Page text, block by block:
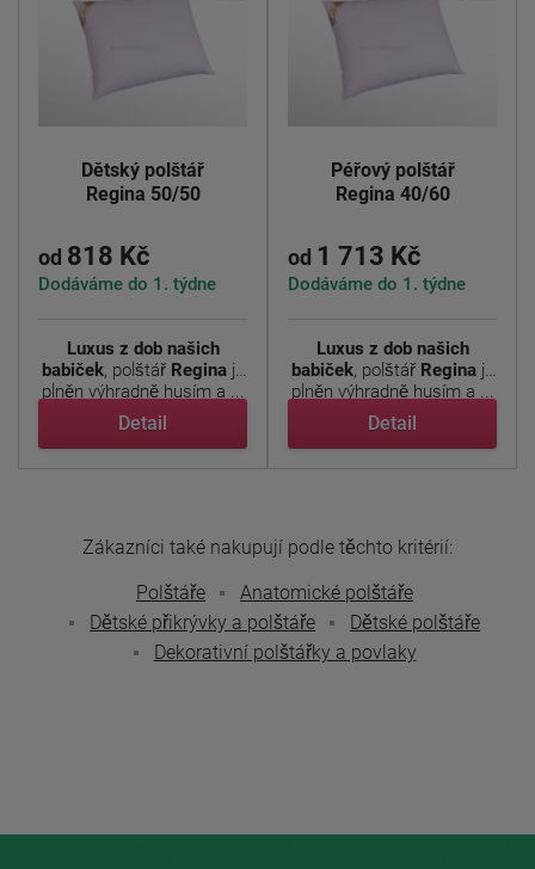
Dětský polštář
Regina 50/50
od 818 Kč
Dodáváme do 1. týdne
Luxus z dob našich
babiček, polštář Reginaje
plněn výhradně husím a ...
Detail
Péřový polštář
Regina 40/60
od 1 713 Kč
Dodáváme do 1. týdne
Luxus z dob našich
babiček, polštář Reginaje
plněn výhradně husím a ...
Detail
Zákazníci také nakupují podle těchto kritérií:
Polštáře
Anatomické polštáře
Dětské přikrývky a polštáře
Dětské polštáře
Dekorativní polštářky a povlaky